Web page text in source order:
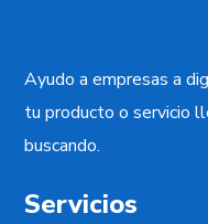
Ayudo a empresas a
tu producto o servicio
buscando.
Servicios